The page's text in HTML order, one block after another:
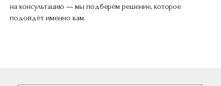
на консультацию — мы подберём решение, которое
подойдёт именно вам.